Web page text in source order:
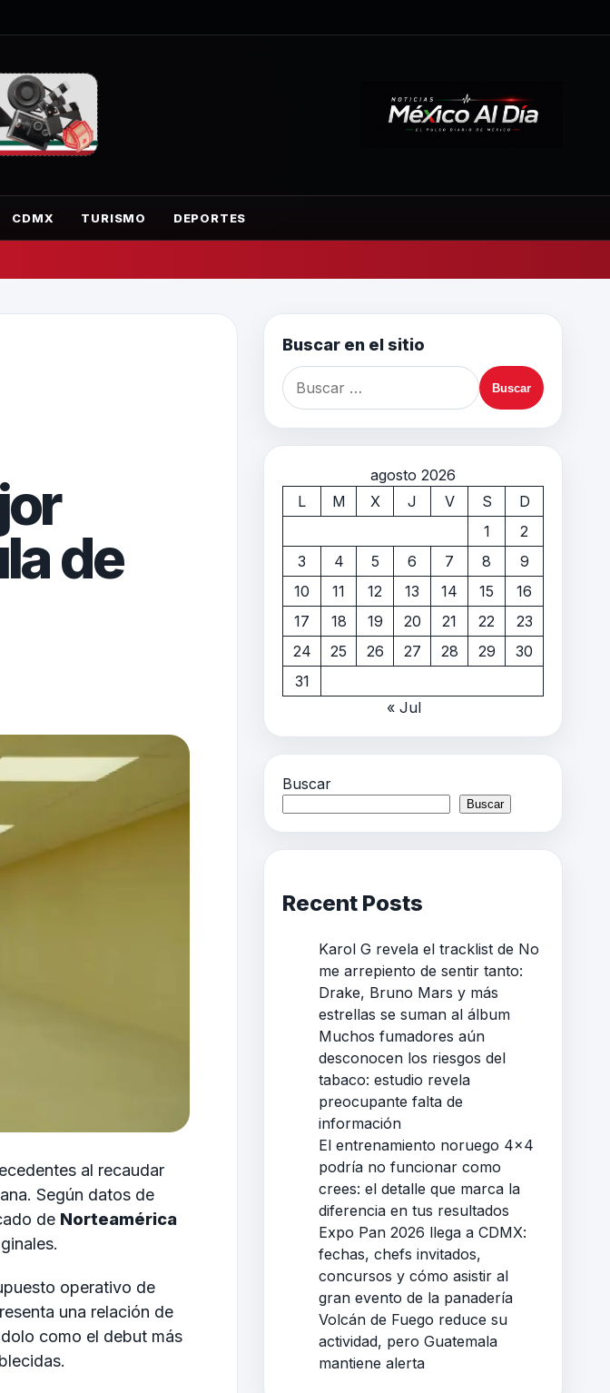
CDMX TURISMO DEPORTES
de
al recaudar
Según datos de
de Norteamérica
operativo de
una relación de
como el debut más
Buscar en el sitio
agosto 2026
L
M X J V S
D
1
2
3
4 5 6 7 8
9
10
11 12 13 14 15
16
17
18 19 20 21 22
23
24
25 26 27 28 29
30
31
« Jul
Buscar
Buscar
Recent Posts
Karol G revela el tracklist de No
me arrepiento de sentir tanto:
Drake, Bruno Mars y más
estrellas se suman al álbum
Muchos fumadores aún
desconocen los riesgos del
tabaco: estudio revela
preocupante falta de
información
El entrenamiento noruego 4×4
podría no funcionar como
crees: el detalle que marca la
diferencia en tus resultados
Expo Pan 2026 llega a CDMX:
fechas, chefs invitados,
concursos y cómo asistir al
gran evento de la panadería
Volcán de Fuego reduce su
actividad, pero Guatemala
mantiene alerta